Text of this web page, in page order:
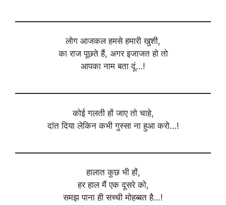
लोग आजकल हमसे हमारी खुशी,
का राज पूछते हैं, अगर इजाजत हो तो
आपका नाम बता दूं…!
कोई गलती हों जाए तो चाहे,
दांत दिया लेकिन कभी गुस्सा ना हुआ करो…!
हालात कुछ भी हों,
हर हाल मैं एक दूसरे को,
समझ पाना ही सच्ची मोहब्बत है…!